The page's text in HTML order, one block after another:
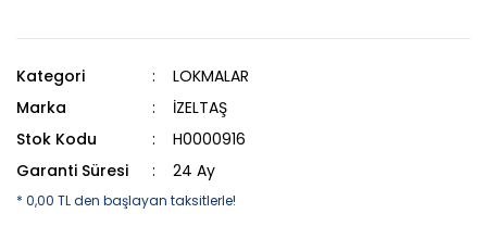
Kategori
LOKMALAR
Marka
İZELTAŞ
Stok Kodu
H0000916
Garanti Süresi
24 Ay
* 0,00 TL den başlayan taksitlerle!